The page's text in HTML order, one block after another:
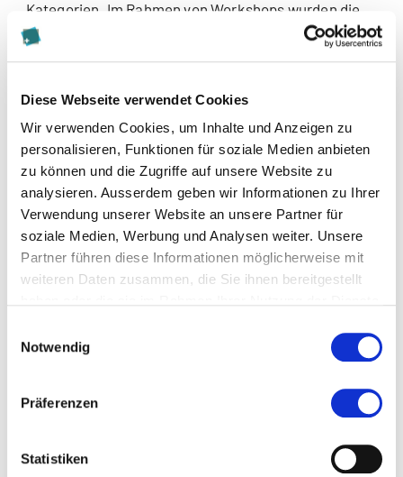
Diese Webseite verwendet Cookies
Wir verwenden Cookies, um Inhalte und Anzeigen zu
personalisieren, Funktionen für soziale Medien anbieten
zu können und die Zugriffe auf unsere Website zu
analysieren. Ausserdem geben wir Informationen zu Ihrer
Verwendung unserer Website an unsere Partner für
soziale Medien, Werbung und Analysen weiter. Unsere
Partner führen diese Informationen möglicherweise mit
weiteren Daten zusammen, die Sie ihnen bereitgestellt
Notwendig
Präferenzen
Statistiken
Kategorien. Im Rahmen von Workshops wurden die
Ergebnisse mit der Auftraggeberin diskutiert und
Projekttitel
Arbeitsplatzgestaltung bei einer Schweizer
Bildungsinstitution
Projektdauer
September – November 2014
Projektleitung